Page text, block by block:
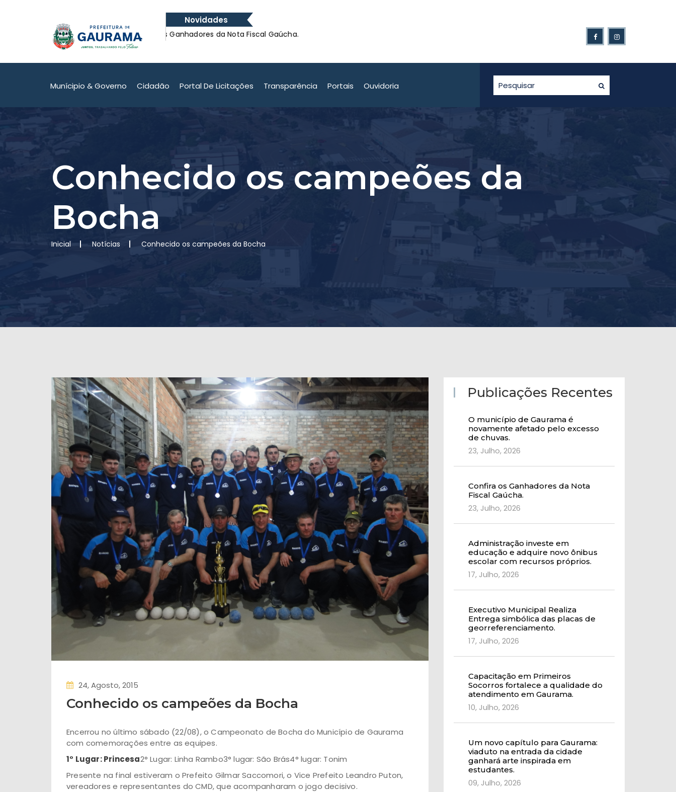
Novidades
do atendimento em Confira os Ganhadores da Nota Fiscal Gaúcha. O município de Gaurama é novamente afetado pelo excesso de chuvas.
Munícipio & Governo Cidadão Portal De Licitações Transparência Portais Ouvidoria
Conhecido os campeões da
Bocha
Inicial Notícias Conhecido os campeões da Bocha
24, Agosto, 2015
Conhecido os campeões da Bocha
Encerrou no último sábado (22/08), o Campeonato de Bocha do Município de Gaurama
com comemorações entre as equipes.
1° Lugar: Princesa2° Lugar: Linha Rambo3° lugar: São Brás4° lugar: Tonim
Presente na final estiveram o Prefeito Gilmar Saccomori, o Vice Prefeito Leandro Puton,
vereadores e representantes do CMD, que acompanharam o jogo decisivo.
Publicações Recentes
O município de Gaurama é
novamente afetado pelo excesso
de chuvas.
23, Julho, 2026
Confira os Ganhadores da Nota
Fiscal Gaúcha.
23, Julho, 2026
Administração investe em
educação e adquire novo ônibus
escolar com recursos próprios.
17, Julho, 2026
Executivo Municipal Realiza
Entrega simbólica das placas de
georreferenciamento.
17, Julho, 2026
Capacitação em Primeiros
Socorros fortalece a qualidade do
atendimento em Gaurama.
10, Julho, 2026
Um novo capítulo para Gaurama:
viaduto na entrada da cidade
ganhará arte inspirada em
estudantes.
09, Julho, 2026